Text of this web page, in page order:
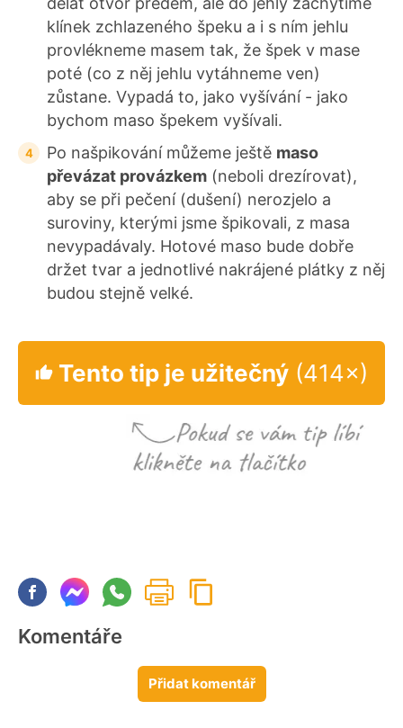
klínek zchlazeného špeku a i s ním jehlu
provlékneme masem tak, že špek v mase
poté (co z něj jehlu vytáhneme ven)
zůstane. Vypadá to, jako vyšívání - jako
bychom maso špekem vyšívali.
Po našpikování můžeme ještě maso
převázat provázkem (neboli drezírovat),
aby se při pečení (dušení) nerozjelo a
suroviny, kterými jsme špikovali, z masa
nevypadávaly. Hotové maso bude dobře
držet tvar a jednotlivé nakrájené plátky z něj
budou stejně velké.
Tento tip je užitečný (414×)
Komentáře
Přidat komentář